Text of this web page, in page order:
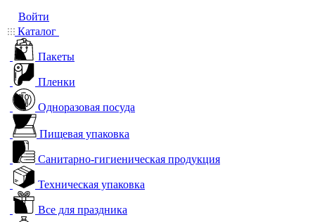
Войти
Каталог
Пакеты
Пленки
Одноразовая посуда
Пищевая упаковка
Санитарно-гигиеническая продукция
Техническая упаковка
Все для праздника